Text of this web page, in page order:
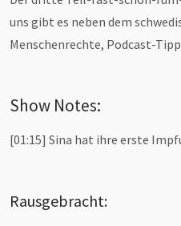
uns gibt es neben dem
Menschenrechte, Podcast-
Show Notes:
[01:15] Sina hat ihre erste
Rausgebracht: